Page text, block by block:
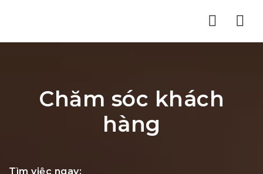
Chăm sóc khách
hàng
Tìm việc ngay: